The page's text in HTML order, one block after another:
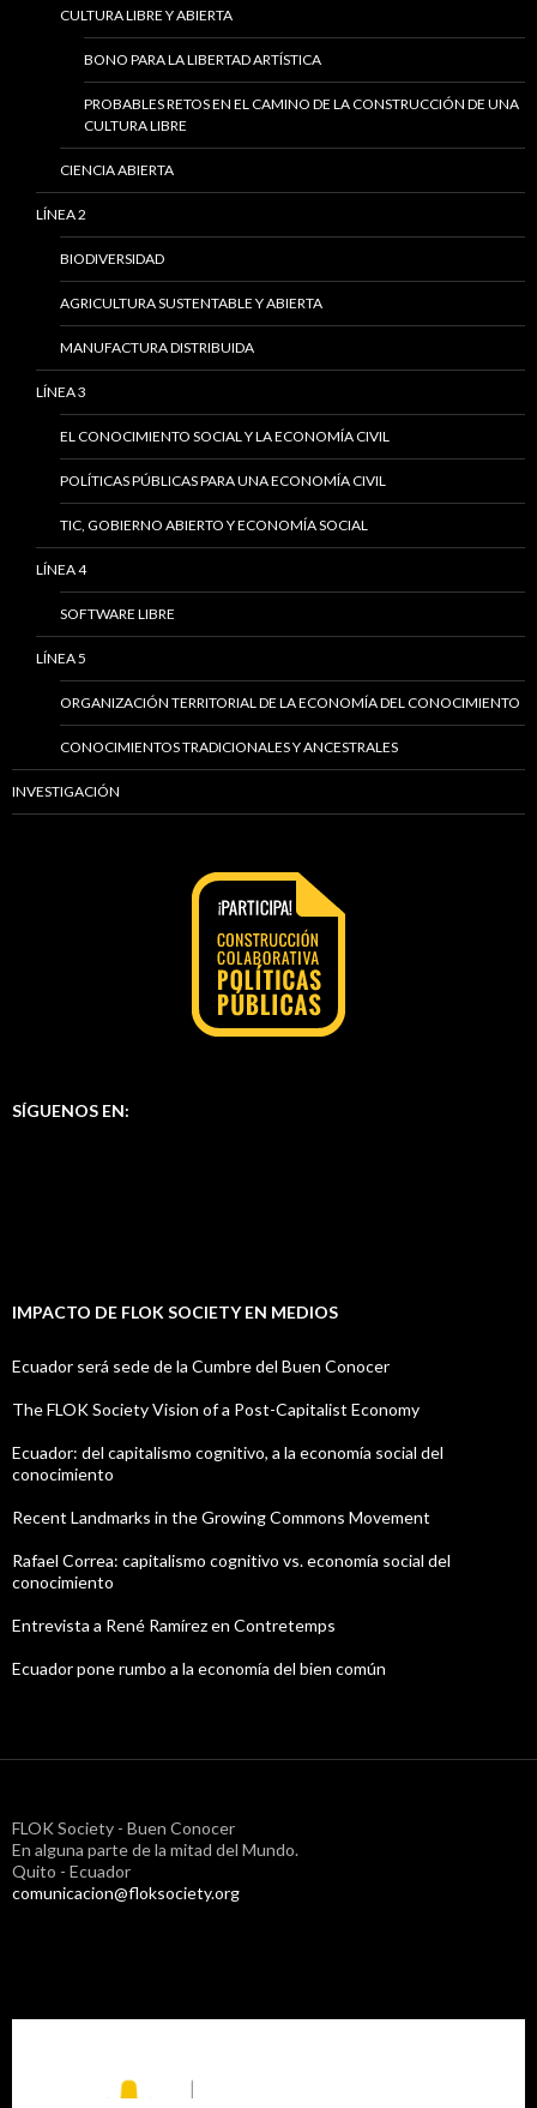
CULTURA LIBRE Y ABIERTA
BONO PARA LA LIBERTAD ARTÍSTICA
PROBABLES RETOS EN EL CAMINO DE LA CONSTRUCCIÓN DE UNA
CULTURA LIBRE
CIENCIA ABIERTA
LÍNEA 2
BIODIVERSIDAD
AGRICULTURA SUSTENTABLE Y ABIERTA
MANUFACTURA DISTRIBUIDA
LÍNEA 3
EL CONOCIMIENTO SOCIAL Y LA ECONOMÍA CIVIL
POLÍTICAS PÚBLICAS PARA UNA ECONOMÍA CIVIL
TIC, GOBIERNO ABIERTO Y ECONOMÍA SOCIAL
LÍNEA 4
SOFTWARE LIBRE
LÍNEA 5
ORGANIZACIÓN TERRITORIAL DE LA ECONOMÍA DEL CONOCIMIENTO
CONOCIMIENTOS TRADICIONALES Y ANCESTRALES
INVESTIGACIÓN
SÍGUENOS EN:
IMPACTO DE FLOK SOCIETY EN MEDIOS
Ecuador será sede de la Cumbre del Buen Conocer
The FLOK Society Vision of a Post-Capitalist Economy
Ecuador: del capitalismo cognitivo, a la economía social del
conocimiento
Recent Landmarks in the Growing Commons Movement
Rafael Correa: capitalismo cognitivo vs. economía social del
conocimiento
Entrevista a René Ramírez en Contretemps
Ecuador pone rumbo a la economía del bien común
FLOK Society - Buen Conocer
En alguna parte de la mitad del Mundo.
Quito - Ecuador
comunicacion@floksociety.org